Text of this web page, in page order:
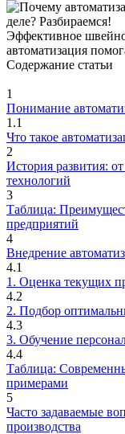
Эффективное
автоматизация
Содержание статьи
1
Понимание
1.1
Что такое
2
История развития:
технологий
3
Таблица:
предприятий
4
Внедрение
4.1
1. Оценка текущих
4.2
2. Подбор
4.3
3. Обучение
4.4
Таблица:
примерами
5
Часто задаваемые
производства